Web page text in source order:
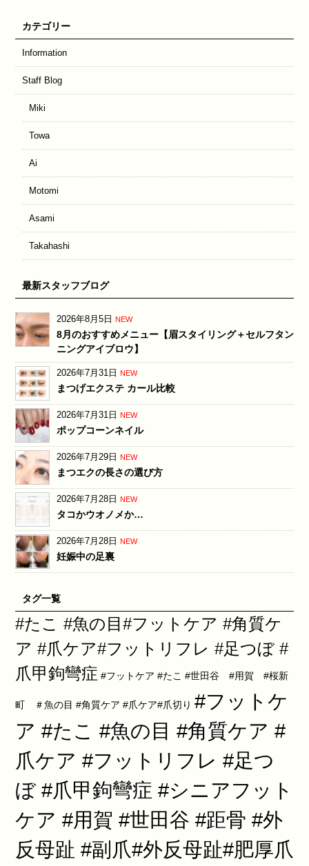
カテゴリー
Information
Staff Blog
Miki
Towa
Ai
Motomi
Asami
Takahashi
最新スタッフブログ
2026年8月5日 NEW
8月のおすすめメニュー【眉スタイリング＋セルフタン
ニングアイブロウ】
2026年7月31日 NEW
まつげエクステ カール比較
2026年7月31日 NEW
ポップコーンネイル
2026年7月29日 NEW
まつエクの長さの選び方
2026年7月28日 NEW
タコかウオノメか…
2026年7月28日 NEW
妊娠中の足裏
タグ一覧
#たこ #魚の目#フットケア #角質ケ
ア #爪ケア#フットリフレ #足つぼ #
爪甲鉤彎症 #フットケア #たこ #世田谷 #用賀 #桜新
町 ＃魚の目 #角質ケア #爪ケア#爪切り #フットケ
ア #たこ #魚の目 #角質ケア #
爪ケア #フットリフレ #足つ
ぼ #爪甲鉤彎症 #シニアフット
ケア #用賀 #世田谷 #距骨 #外
反母趾 #副爪#外反母趾#肥厚爪